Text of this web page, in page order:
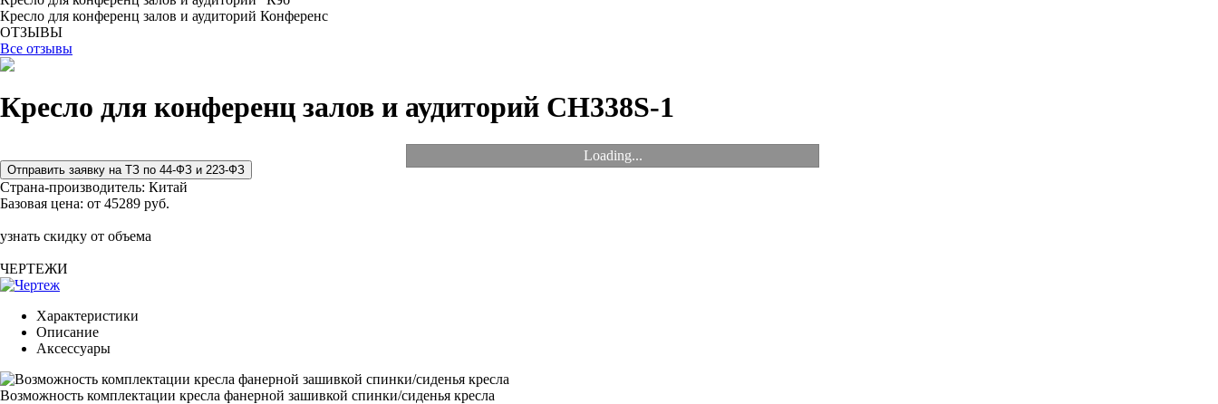
Кресло для конференц залов и аудиторий Конференс
ОТЗЫВЫ
Все отзывы
Кресло для конференц залов и аудиторий CH338S-1
Loading...
Страна-производитель: Китай
Базовая цена: от 45289 руб.
узнать скидку от объема
ЧЕРТЕЖИ
Характеристики
Описание
Аксессуары
Возможность комплектации кресла фанерной зашивкой спинки/сиденья кресла